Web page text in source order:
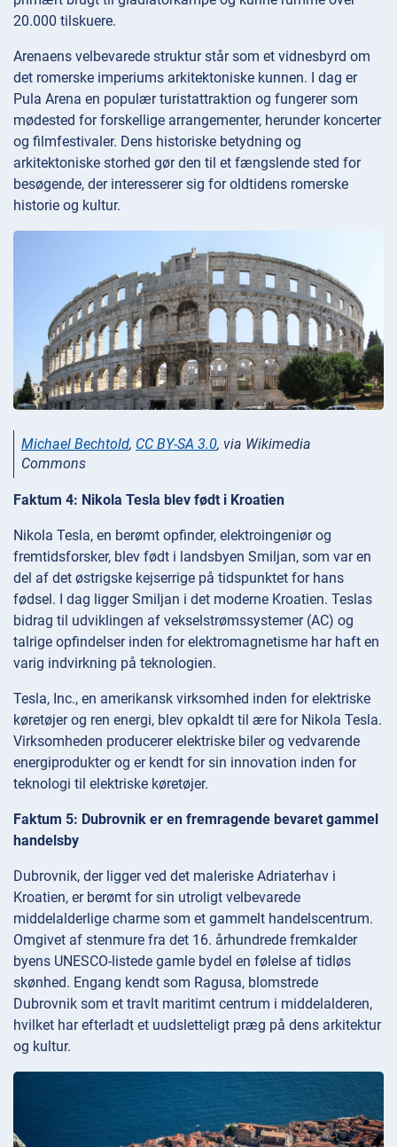
20.000 tilskuere.
Arenaens velbevarede struktur står som et vidnesbyrd om
det romerske imperiums arkitektoniske kunnen. I dag er
Pula Arena en populær turistattraktion og fungerer som
mødested for forskellige arrangementer, herunder koncerter
og filmfestivaler. Dens historiske betydning og
arkitektoniske storhed gør den til et fængslende sted for
besøgende, der interesserer sig for oldtidens romerske
historie og kultur.
Michael Bechtold, CC BY-SA 3.0, via Wikimedia
Commons
Faktum 4: Nikola Tesla blev født i Kroatien
Nikola Tesla, en berømt opfinder, elektroingeniør og
fremtidsforsker, blev født i landsbyen Smiljan, som var en
del af det østrigske kejserrige på tidspunktet for hans
fødsel. I dag ligger Smiljan i det moderne Kroatien. Teslas
bidrag til udviklingen af vekselstrømssystemer (AC) og
talrige opfindelser inden for elektromagnetisme har haft en
varig indvirkning på teknologien.
Tesla, Inc., en amerikansk virksomhed inden for elektriske
køretøjer og ren energi, blev opkaldt til ære for Nikola Tesla.
Virksomheden producerer elektriske biler og vedvarende
energiprodukter og er kendt for sin innovation inden for
teknologi til elektriske køretøjer.
Faktum 5: Dubrovnik er en fremragende bevaret gammel
handelsby
Dubrovnik, der ligger ved det maleriske Adriaterhav i
Kroatien, er berømt for sin utroligt velbevarede
middelalderlige charme som et gammelt handelscentrum.
Omgivet af stenmure fra det 16. århundrede fremkalder
byens UNESCO-listede gamle bydel en følelse af tidløs
skønhed. Engang kendt som Ragusa, blomstrede
Dubrovnik som et travlt maritimt centrum i middelalderen,
hvilket har efterladt et uudsletteligt præg på dens arkitektur
og kultur.